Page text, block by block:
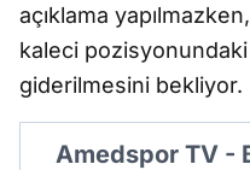
açıklama
kaleci pozisyonundaki
giderilmesini bekliyor.
Amedspor TV -